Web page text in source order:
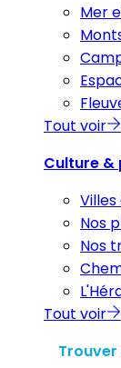
Mer
Tout voir
Culture
Nos
Nos
Tout voir